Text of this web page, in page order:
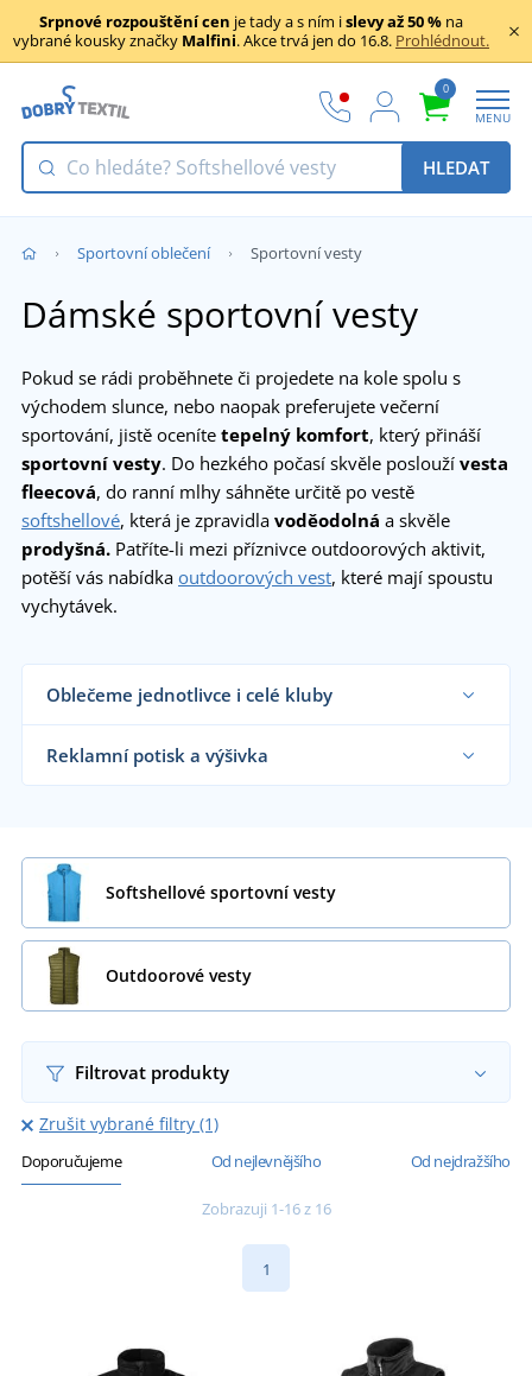
Srpnové rozpouštění cen je tady a s ním islevy až 50 % na
vybrané kousky značky Malfini. Akce trvá jen do 16.8. Prohlédnout.
0
MENU
HLEDAT
Sportovní oblečení Sportovní vesty
Dámské sportovní vesty
Pokud se rádi proběhnete či projedete na kole spolu s
východem slunce, nebo naopak preferujete večerní
sportování, jistě oceníte tepelný komfort, který přináší
sportovní vesty. Do hezkého počasí skvěle poslouží vesta
fleecová, do ranní mlhy sáhněte určitě po vestě
softshellové, která je zpravidla voděodolná a skvěle
prodyšná. Patříte-li mezi příznivce outdoorových aktivit,
potěší vás nabídka outdoorových vest, které mají spoustu
vychytávek.
Oblečeme jednotlivce i celé kluby
Dodáváme sportovní vesty sportovním týmům,
klubům a organizacím i koncovým zákazníkům již
od 1 kusu.
Chci vědět více
Reklamní potisk a výšivka
Softshellové sportovní vesty
Outdoorové vesty
Filtrovat produkty
Zrušit vybrané filtry (1)
Doporučujeme Od nejlevnějšího Od nejdražšího
Zobrazuji 1-16 z 16
1